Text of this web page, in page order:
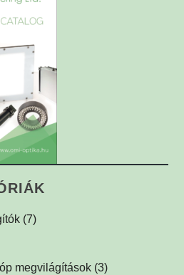
(7)
megvilágítások (3)